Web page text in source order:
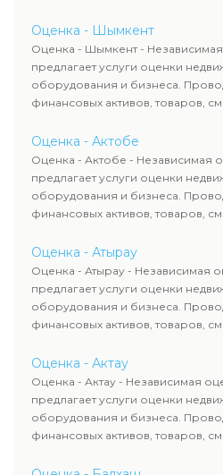
оценка животных и
определяют рыночную
рассчитывают ущерб. Все отчеты
требованиям законодательства
сделок, кредитования и
Оценка - Шымкент
Оценка - Шымкент -
предлагает услуги оценки
оборудования и бизнеса.
финансовых активов, товаров,
оценка животных и
определяют рыночную
рассчитывают ущерб. Все отчеты
требованиям законодательства
сделок, кредитования и
Оценка - Актобе
Оценка - Актобе - Независимая
предлагает услуги оценки
оборудования и бизнеса.
финансовых активов, товаров,
оценка животных и
определяют рыночную
рассчитывают ущерб. Все отчеты
требованиям законодательства
сделок, кредитования и
Оценка - Атырау
Оценка - Атырау - Независимая
предлагает услуги оценки
оборудования и бизнеса.
финансовых активов, товаров,
оценка животных и
определяют рыночную
рассчитывают ущерб. Все отчеты
требованиям законодательства
сделок, кредитования и
Оценка - Актау
Оценка - Актау - Независимая
предлагает услуги оценки
оборудования и бизнеса.
финансовых активов, товаров,
оценка животных и
определяют рыночную